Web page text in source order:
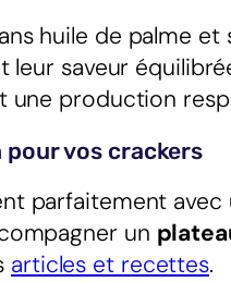
huile de palme et
leur saveur
une production
vos crackers
parfaitement avec
un
articles et recettes.